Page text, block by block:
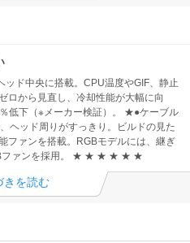
ド中央に搭載。CPU温度やGIF、静止
から見直し、冷却性能が大幅に向
低下（※メーカー検証）。 ★●ケーブル
ヘッド周りがすっきり。ビルドの見た
ファンを搭載。RGBモデルには、継ぎ
ファンを採用。 ★ ★ ★ ★ ★ ★
きを読む